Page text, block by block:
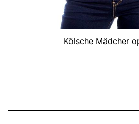
Kölsche Mädcher